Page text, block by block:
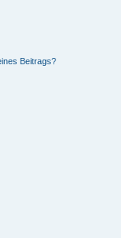
Beitrags?